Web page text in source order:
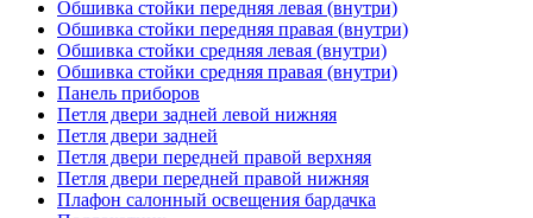
Обшивка стойки передняя левая (внутри)
Обшивка стойки передняя правая (внутри)
Обшивка стойки средняя левая (внутри)
Обшивка стойки средняя правая (внутри)
Панель приборов
Петля двери задней левой нижняя
Петля двери задней
Петля двери передней правой верхняя
Петля двери передней правой нижняя
Плафон салонный освещения бардачка